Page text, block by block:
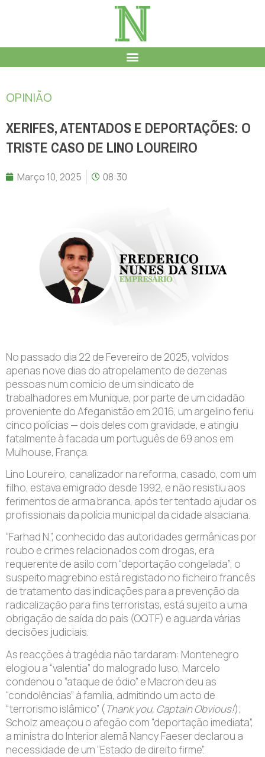
OPINIÃO
XERIFES, ATENTADOS E DEPORTAÇÕES: O
TRISTE CASO DE LINO LOUREIRO
Março 10, 2025 08:30
No passado dia 22 de Fevereiro de 2025, volvidos
apenas nove dias do atropelamento de dezenas
pessoas num comício de um sindicato de
trabalhadores em Munique, por parte de um cidadão
proveniente do Afeganistão em 2016, um argelino feriu
cinco polícias — dois deles com gravidade, e atingiu
fatalmente à facada um português de 69 anos em
Mulhouse, França.
Lino Loureiro, canalizador na reforma, casado, com um
filho, estava emigrado desde 1992, e não resistiu aos
ferimentos de arma branca, após ter tentado ajudar os
profissionais da polícia municipal da cidade alsaciana.
“Farhad N.”, conhecido das autoridades germânicas por
roubo e crimes relacionados com drogas, era
requerente de asilo com “deportação congelada”; o
suspeito magrebino está registado no ficheiro francês
de tratamento das indicações para a prevenção da
radicalização para fins terroristas, está sujeito a uma
obrigação de saída do país (OQTF) e aguarda várias
decisões judiciais.
As reacções à tragédia não tardaram: Montenegro
elogiou a “valentia” do malogrado luso, Marcelo
condenou o “ataque de ódio” e Macron deu as
“condolências” à família, admitindo um acto de
“terrorismo islâmico” (Thank you, Captain Obvious!);
Scholz ameaçou o afegão com “deportação imediata”,
a ministra do Interior alemã Nancy Faeser declarou a
necessidade de um “Estado de direito firme”.